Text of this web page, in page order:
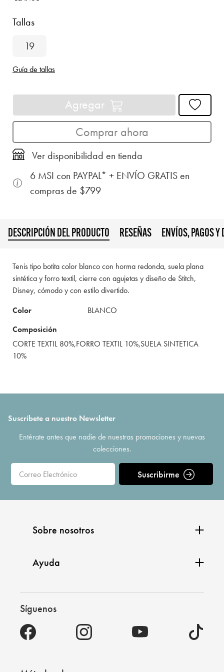
Tallas
19
Guía de tallas
Agregar
Comprar ahora
Ver disponibilidad en tienda
6 MSI con PAYPAL* + ENVÍO GRATIS en
compras de $799
DESCRIPCIÓN DEL PRODUCTO RESEÑAS ENVÍOS, PAGOS Y
Tenis tipo botita color blanco con horma redonda, suela plana
sintética y forro textil, cierre con agujetas y diseño de Stitch,
Disney, cómodo y con estilo divertido.
Color
BLANCO
Composición
CORTE TEXTIL 80%,FORRO TEXTIL 10%,SUELA SINTETICA
10%
Suscríbete a nuestro Newsletter
Entérate antes que nadie de nuestras promociones y nuevas
colecciones.
Suscribirme
Sobre nosotros
Ayuda
Síguenos